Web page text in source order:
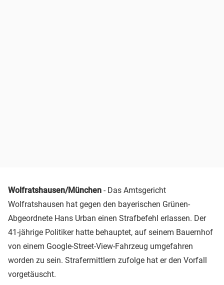
Wolfratshausen/München - Das Amtsgericht
Wolfratshausen hat gegen den bayerischen Grünen-
Abgeordnete Hans Urban einen Strafbefehl erlassen. Der
41-jährige Politiker hatte behauptet, auf seinem Bauernhof
von einem Google-Street-View-Fahrzeug umgefahren
worden zu sein. Strafermittlern zufolge hat er den Vorfall
vorgetäuscht.